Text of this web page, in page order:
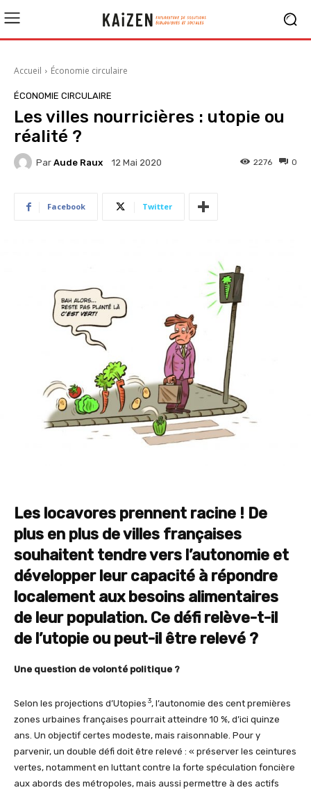
Accueil Économie circulaire
ÉCONOMIE CIRCULAIRE
Les villes nourricières : utopie ou
réalité ?
Par Aude Raux 12 Mai 2020 0
2276
Facebook Twitter
Les locavores prennent racine ! De
plus en plus de villes françaises
souhaitent tendre vers l’autonomie et
développer leur capacité à répondre
localement aux besoins alimentaires
de leur population. Ce défi relève-t-il
de l’utopie ou peut-il être relevé ?
Une question de volonté politique ?
Selon les projections d’Utopies 3, l’autonomie des cent premières
zones urbaines françaises pourrait atteindre 10 %, d’ici quinze
ans. Un objectif certes modeste, mais raisonnable. Pour y
parvenir, un double défi doit être relevé : « préserver les ceintures
vertes, notamment en luttant contre la forte spéculation foncière
aux abords des métropoles, mais aussi permettre à des actifs